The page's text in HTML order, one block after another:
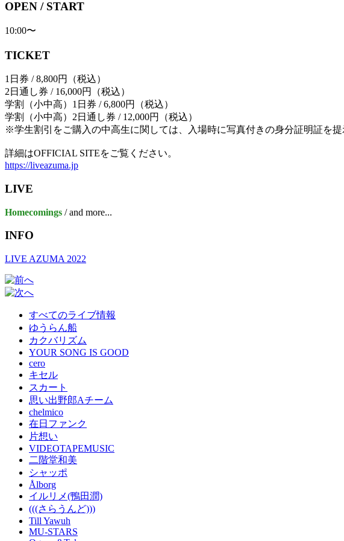
OPEN / START
10:00〜
TICKET
1日券 / 8,800円（税込）
2日通し券 / 16,000円（税込）
学割（小中高）1日券 / 6,800円（税込）
学割（小中高）2日通し券 / 12,000円（税込）
※学生割引をご購入の中高生に関しては、入場時に写真付きの身分証明証を提
詳細はOFFICIAL SITEをご覧ください。
https://liveazuma.jp
LIVE
Homecomings / and more...
INFO
LIVE AZUMA 2022
すべてのライブ情報
ゆうらん船
カクバリズム
YOUR SONG IS GOOD
cero
キセル
スカート
思い出野郎Aチーム
chelmico
在日ファンク
片想い
VIDEOTAPEMUSIC
二階堂和美
シャッポ
Ålborg
イルリメ(鴨田潤)
(((さらうんど)))
Till Yawuh
MU-STARS